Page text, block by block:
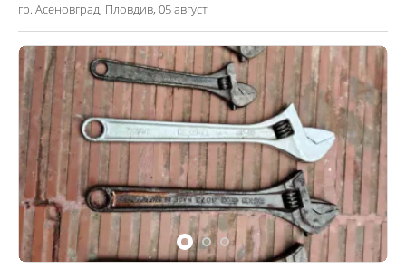
гр. Асеновград, Пловдив, 05 август